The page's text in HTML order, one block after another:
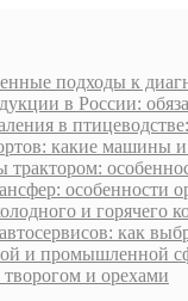
подходы к
в России:
в
какие машины
трактором:
особенности
и горячего
как
и промышленной
и орехами